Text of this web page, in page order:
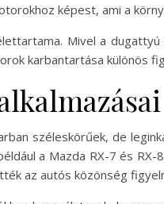
képest, ami a
Mivel a
karbantartása különös
széleskörűek, de
a Mazda RX-7 és
az autós közönség